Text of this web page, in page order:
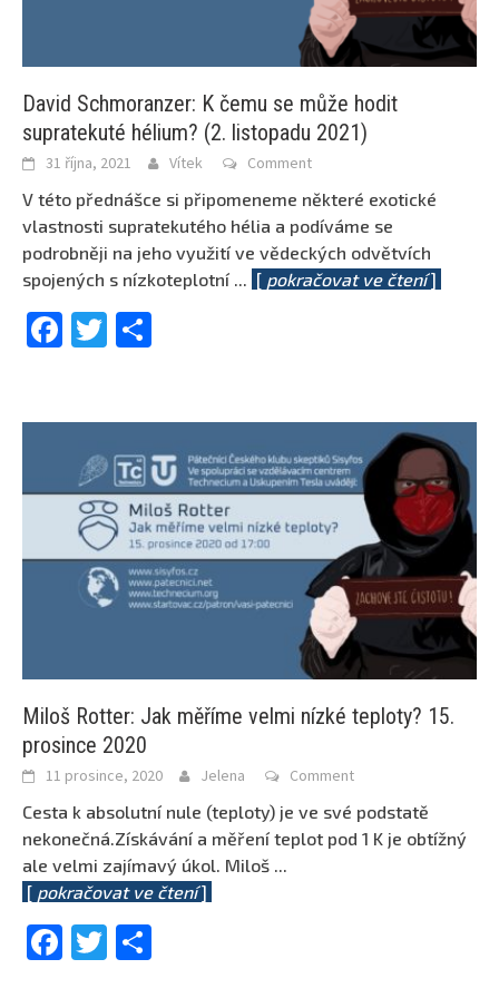
David Schmoranzer: K čemu se může hodit
supratekuté hélium? (2. listopadu 2021)
31 října, 2021 Vítek Comment
V této přednášce si připomeneme některé exotické
vlastnosti supratekutého hélia a podíváme se
podrobněji na jeho využití ve vědeckých odvětvích
spojených s nízkoteplotní ... [ pokračovat ve čtení]
Facebook
Twitter
Miloš Rotter: Jak měříme velmi nízké teploty? 15.
prosince 2020
11 prosince, 2020 Jelena Comment
Cesta k absolutní nule (teploty) je ve své podstatě
nekonečná.Získávání a měření teplot pod 1 K je obtížný
ale velmi zajímavý úkol. Miloš ...
[ pokračovat ve čtení]
Facebook
Twitter